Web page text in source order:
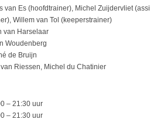
van Es (hoofdtrainer), Michel Zuijdervliet
Willem van Tol (keeperstrainer)
van Harselaar
Woudenberg
de Bruijn
van Riessen, Michel du Chatinier
– 21:30 uur
– 21:30 uur